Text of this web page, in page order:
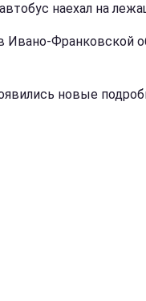
наехал на
Ивано-Франковской
новые